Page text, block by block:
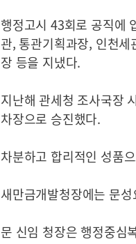
행정고시 43회로 공직에
관, 통관기획과장, 인천
장 등을 지냈다.
지난해 관세청 조사국장
차장으로 승진했다.
차분하고 합리적인 성품
새만금개발청장에는 문
문 신임 청장은 행정중심